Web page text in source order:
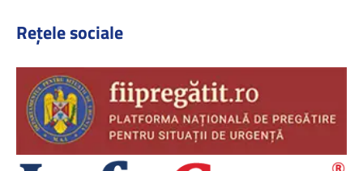
Rețele sociale